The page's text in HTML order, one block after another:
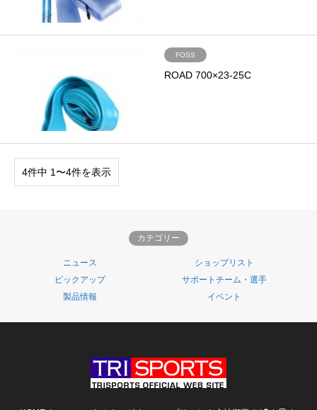
FOSS
ROAD 700×23-25C
4件中 1〜4件を表示
カテゴリー
ニュース
ショップリスト
ピックアップ
サポートチーム・選手
製品情報
イベント